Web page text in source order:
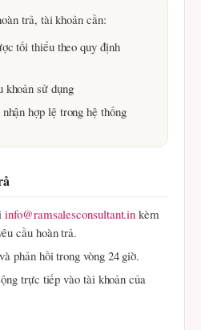
trả, tài khoản cần:
tối thiểu theo quy định
sử dụng
hợp lệ trong hệ thống
info@ramsalesconsultant.in kèm
cầu hoàn trả.
phản hồi trong vòng 24 giờ.
trực tiếp vào tài khoản của